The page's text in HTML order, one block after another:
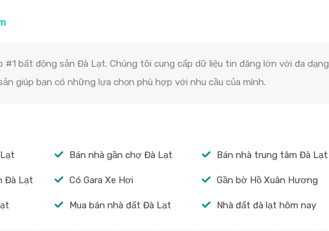
#1 bất động sản Đà Lạt. Chúng tôi cung cấp dữ liệu tin đăng lớn với đa dạng
giúp bạn có những lựa chọn phù hợp với nhu cầu của mình.
Bán nhà gần chợ Đà Lạt Bán nhà trung tâm Đà Lạt
Đà Lạt Có Gara Xe Hơi Gần bờ Hồ Xuân Hương
Mua bán nhà đất Đà Lạt Nhà đất đà lạt hôm nay